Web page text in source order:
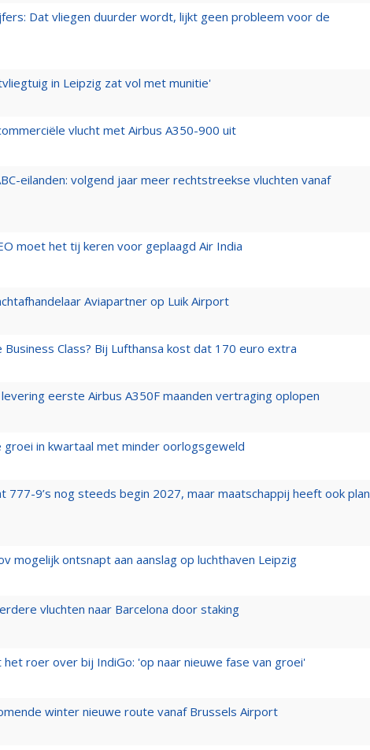
Dat vliegen duurder wordt, lijkt geen probleem voor de
in Leipzig zat vol met munitie'
vlucht met Airbus A350-900 uit
eilanden: volgend jaar meer rechtstreekse vluchten vanaf
moet het tij keren voor geplaagd Air India
Aviapartner op Luik Airport
Class? Bij Lufthansa kost dat 170 euro extra
eerste Airbus A350F maanden vertraging oplopen
groei in kwartaal met minder oorlogsgeweld
777-9’s nog steeds begin 2027, maar maatschappij heeft ook plan
mogelijk ontsnapt aan aanslag op luchthaven Leipzig
vluchten naar Barcelona door staking
het roer over bij IndiGo: 'op naar nieuwe fase van groei'
winter nieuwe route vanaf Brussels Airport